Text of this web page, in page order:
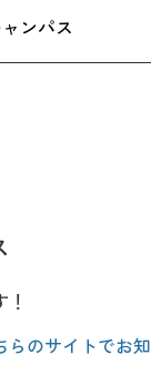
ンパス
のサイトでお知